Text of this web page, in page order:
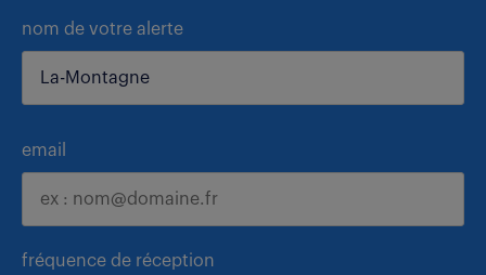
nom de votre alerte
email
fréquence de réception